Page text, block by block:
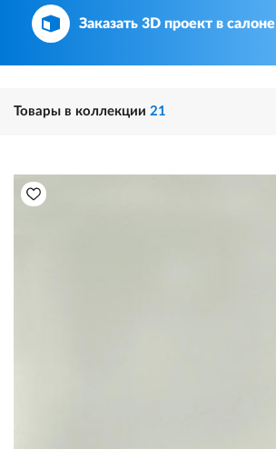
Заказать 3D проект в салоне
Товары в коллекции 21